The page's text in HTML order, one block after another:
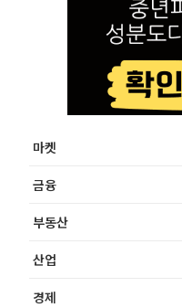
마켓
금융
부동산
산업
경제